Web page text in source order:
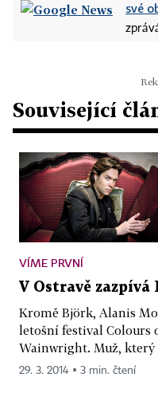
své
Související
VÍME PRVNÍ
V Ostravě
Kromě Björk, Alanis
letošní festival Colours
Wainwright. Muž, který
29. 3. 2014 ▪ 3 min. čtení